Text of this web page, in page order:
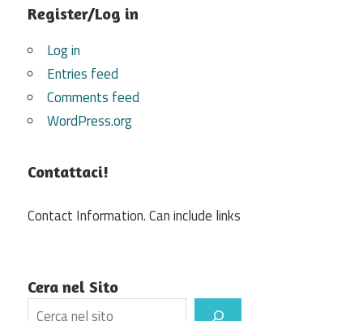
Register/Log in
Log in
Entries feed
Comments feed
WordPress.org
Contattaci!
Contact Information. Can include links
Cera nel Sito
Search